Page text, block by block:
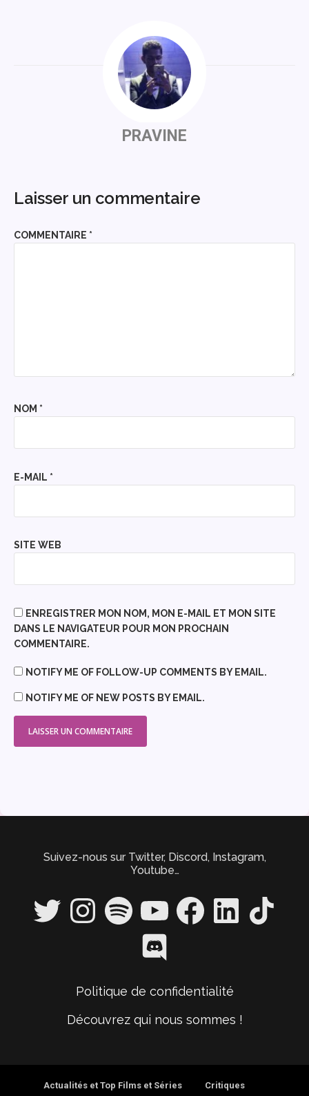
PRAVINE
Laisser un commentaire
COMMENTAIRE *
NOM *
E-MAIL *
SITE WEB
ENREGISTRER MON NOM, MON E-MAIL ET MON SITE
DANS LE NAVIGATEUR POUR MON PROCHAIN
COMMENTAIRE.
NOTIFY ME OF FOLLOW-UP COMMENTS BY EMAIL.
NOTIFY ME OF NEW POSTS BY EMAIL.
Suivez-nous sur Twitter, Discord, Instagram,
Youtube…
Twitter InstagramSpotify YouTube FacebookLinkedIn TikTok
Discord
Politique de confidentialité
Découvrez qui nous sommes !
Actualités et Top Films et Séries Critiques